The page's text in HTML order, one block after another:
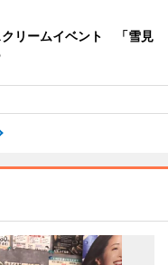
クリームイベント 「雪見